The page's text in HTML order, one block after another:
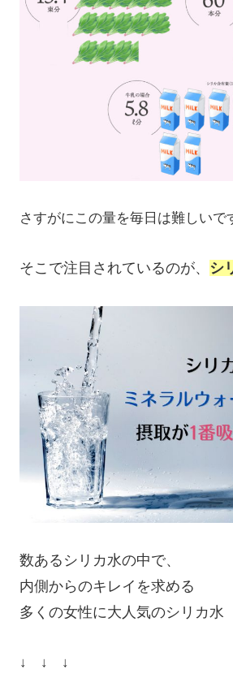
さすがにこの量を毎日は難しい
そこで注目されているのが、 シ
数あるシリカ水の中で、
内側からのキレイを求める
多くの女性に大人気のシリカ水
↓ ↓ ↓